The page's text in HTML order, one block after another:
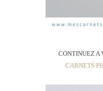
CONTINUEZ A
CARNETS